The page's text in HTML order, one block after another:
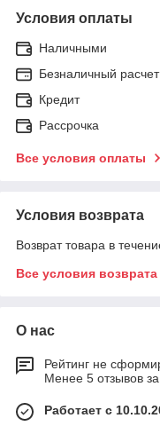
Условия оплаты
Наличными
Безналичный расчет
Кредит
Рассрочка
Все условия оплаты
Условия возврата
Возврат товара в
Все условия возврата
О нас
Рейтинг не
Менее 5 отзывов
Работает с